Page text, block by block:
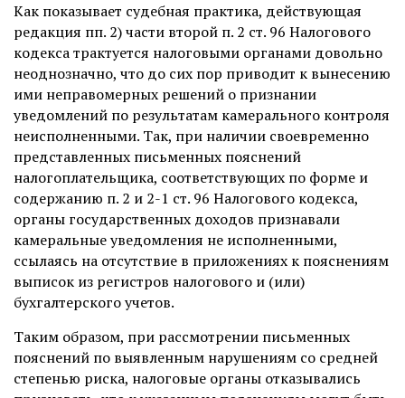
Как показывает судебная практика, действующая
редакция пп. 2) части второй п. 2 ст. 96 Налогового
кодекса трактуется налоговыми органами довольно
неоднозначно, что до сих пор приводит к вынесению
ими неправомерных решений о признании
уведомлений по результатам камерального контроля
неисполненными. Так, при наличии своевременно
представленных письменных пояснений
налогоплательщика, соответствующих по форме и
содержанию п. 2 и 2-1 ст. 96 Налогового кодекса,
органы государственных доходов признавали
камеральные уведомления не исполненными,
ссылаясь на отсутствие в приложениях к пояснениям
выписок из регистров налогового и (или)
бухгалтерского учетов.
Таким образом, при рассмотрении письменных
пояснений по выявленным нарушениям со средней
степенью риска, налоговые органы отказывались